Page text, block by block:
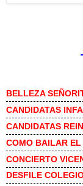
BELLEZA
CANDIDATAS
CANDIDATAS
COMO BAILAR
CONCIERTO
DESFILE